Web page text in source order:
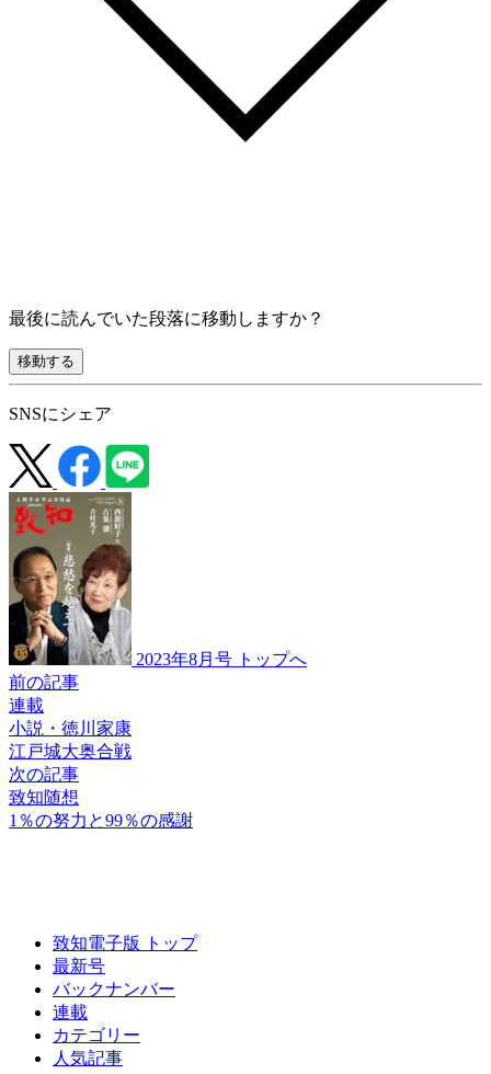
最後に読んでいた段落に移動しますか？
移動する
SNSにシェア
2023年8月号 トップへ
前の記事
連載
小説・徳川家康
江戸城大奥合戦
次の記事
致知随想
1％の努力と99％の感謝
致知電子版 トップ
最新号
バックナンバー
連載
カテゴリー
人気記事